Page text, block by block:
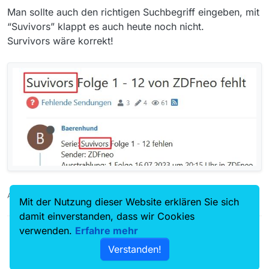
auch zu finden wären, da ich mit JDownloader
immer viel zu viel Versionen zur Auswahl
bekomme oder gleich alle runterlade.
Ich benutze MacOS 13.4.1 © sowie Windows 11
(bei beiden nicht zu finden. Ich habe keine Filter
eingestellt, so dass alles eigentlich über die
Man sollte auch den richtigen Suchbegriff eingeben, mit
“Suvivors” klappt es auch heute noch nicht.
Survivors wäre korrekt!
Auch ein Maulwurfn findet mal ein Huhn!
Mit der Nutzung dieser Website erklären Sie sich
damit einverstanden, dass wir Cookies
verwenden. Erfahre mehr
Verstanden!